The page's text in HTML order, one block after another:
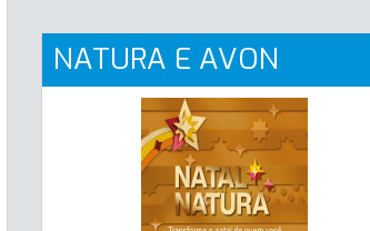
NATURA E AVON